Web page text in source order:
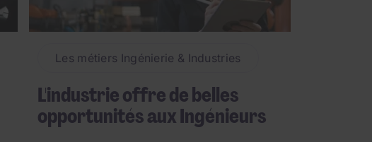
Les métiers Ingénierie & Industries
L'industrie offre de belles
opportunités aux Ingénieurs